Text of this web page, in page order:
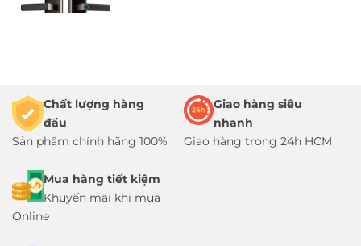
Chất lượng hàng
đầu
Sản phẩm chính hãng 100%
Giao hàng siêu
nhanh
Giao hàng trong 24h HCM
Mua hàng tiết kiệm
Khuyến mãi khi mua
Online